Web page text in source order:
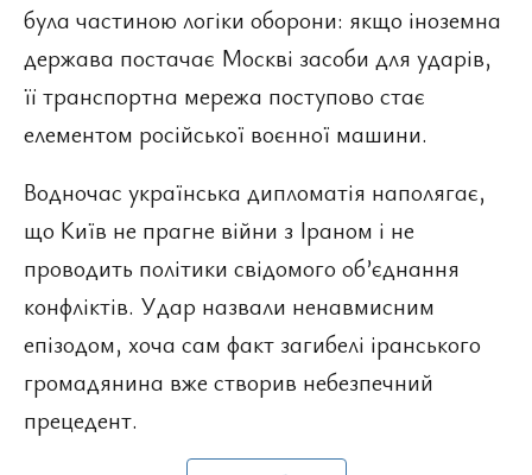
була частиною логіки оборони: якщо іноземна
держава постачає Москві засоби для ударів,
її транспортна мережа поступово стає
елементом російської воєнної машини.
Водночас українська дипломатія наполягає,
що Київ не прагне війни з Іраном і не
проводить політики свідомого об’єднання
конфліктів. Удар назвали ненавмисним
епізодом, хоча сам факт загибелі іранського
громадянина вже створив небезпечний
прецедент.